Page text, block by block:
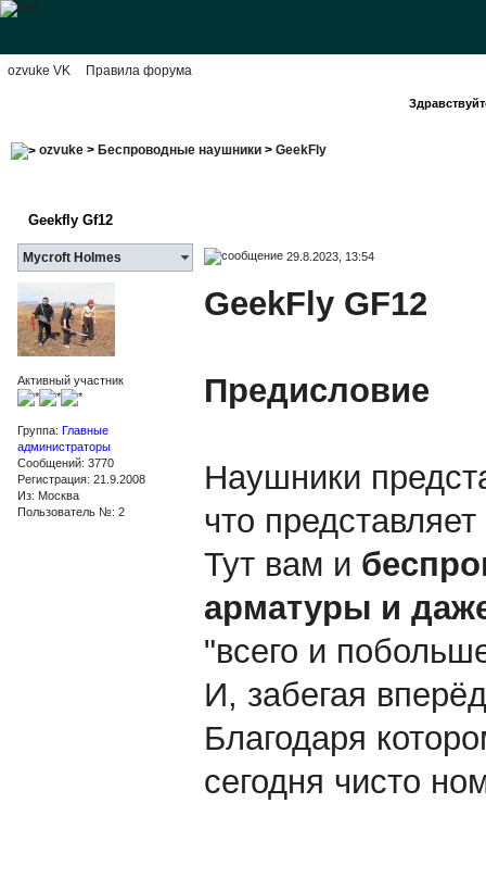
ozvuke VK Правила форума
ozvuke> Беспроводные наушники> GeekFly
Geekfly Gf12
Mycroft Holmes 29.8.2023, 13:54
Активный участник
Группа: Главные
администраторы
Сообщений: 3770
Регистрация: 21.9.2008
Из: Москва
Пользователь №: 2
GeekFly GF12
Предисловие
Наушники
что
Тут вам и
арматуры и
"всего и
И, забегая
Благодаря
сегодня чисто